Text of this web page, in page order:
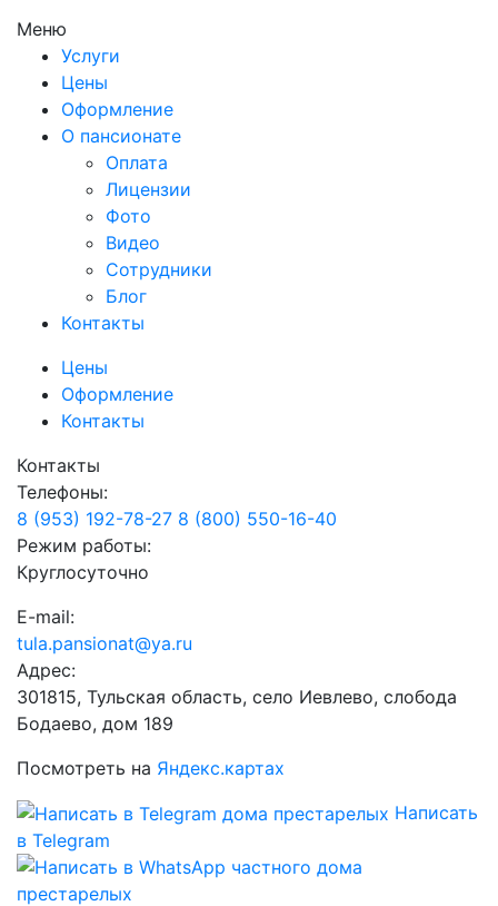
Меню
Услуги
Цены
Оформление
О пансионате
Оплата
Лицензии
Фото
Видео
Сотрудники
Блог
Контакты
Цены
Оформление
Контакты
Контакты
Телефоны:
8 (953) 192-78-27 8 (800) 550-16-40
Режим работы:
Круглосуточно
E-mail:
tula.pansionat@ya.ru
Адрес:
301815, Тульская область, село Иевлево, слобода
Бодаево, дом 189
Посмотреть на Яндекс.картах
Написать
в Telegram